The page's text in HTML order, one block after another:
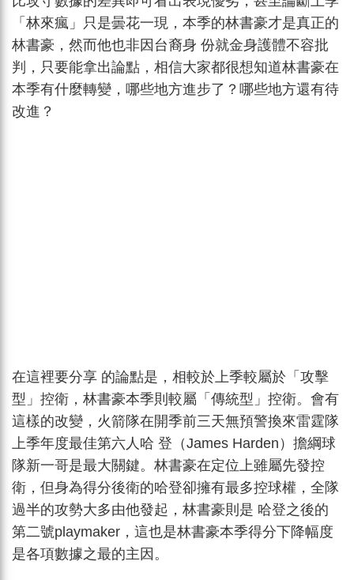
「林來瘋」只是曇花一現，本季的林書豪才是真正的
林書豪，然而他也非因台裔身 份就金身護體不容批
判，只要能拿出論點，相信大家都很想知道林書豪在
本季有什麼轉變，哪些地方進步了？哪些地方還有待
改進？
在這裡要分享 的論點是，相較於上季較屬於「攻擊
型」控衛，林書豪本季則較屬「傳統型」控衛。會有
這樣的改變，火箭隊在開季前三天無預警換來雷霆隊
上季年度最佳第六人哈 登（James Harden）擔綱球
隊新一哥是最大關鍵。林書豪在定位上雖屬先發控
衛，但身為得分後衛的哈登卻擁有最多控球權，全隊
過半的攻勢大多由他發起，林書豪則是 哈登之後的
第二號playmaker，這也是林書豪本季得分下降幅度
是各項數據之最的主因。